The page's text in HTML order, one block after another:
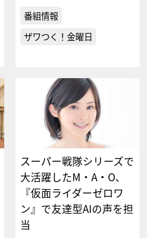
番組情報
ザワつく！金曜日
スーパー戦隊シリーズで
大活躍したM・A・O、
『仮面ライダーゼロワ
ン』で友達型AIの声を担
当